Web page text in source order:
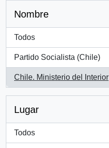
Nombre
Todos
Partido Socialista (Chile)
, 1 resultados
Chile. Ministerio del Interior
, 1 resultados
Lugar
Todos